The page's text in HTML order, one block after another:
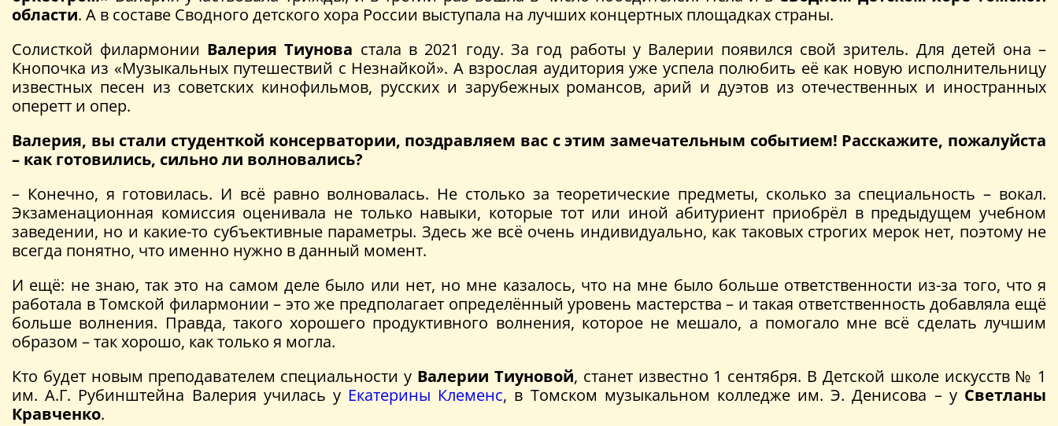
области. А в составе Сводного детского хора России выступала на лучших концертных площадках страны.
Солисткой филармонии Валерия Тиунова стала в 2021 году. За год работы у Валерии появился свой зритель. Для детей она –
Кнопочка из «Музыкальных путешествий с Незнайкой». А взрослая аудитория уже успела полюбить её как новую исполнительницу
известных песен из советских кинофильмов, русских и зарубежных романсов, арий и дуэтов из отечественных и иностранных
оперетт и опер.
Валерия, вы стали студенткой консерватории, поздравляем вас с этим замечательным событием! Расскажите, пожалуйста
– как готовились, сильно ли волновались?
– Конечно, я готовилась. И всё равно волновалась. Не столько за теоретические предметы, сколько за специальность – вокал.
Экзаменационная комиссия оценивала не только навыки, которые тот или иной абитуриент приобрёл в предыдущем учебном
заведении, но и какие-то субъективные параметры. Здесь же всё очень индивидуально, как таковых строгих мерок нет, поэтому не
всегда понятно, что именно нужно в данный момент.
И ещё: не знаю, так это на самом деле было или нет, но мне казалось, что на мне было больше ответственности из-за того, что я
работала в Томской филармонии – это же предполагает определённый уровень мастерства – и такая ответственность добавляла ещё
больше волнения. Правда, такого хорошего продуктивного волнения, которое не мешало, а помогало мне всё сделать лучшим
образом – так хорошо, как только я могла.
Кто будет новым преподавателем специальности у Валерии Тиуновой, станет известно 1 сентября. В Детской школе искусств № 1
им. А.Г. Рубинштейна Валерия училась у Екатерины Клеменс, в Томском музыкальном колледже им. Э. Денисова – у Светланы
Кравченко.